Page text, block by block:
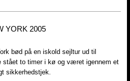
YORK 2005​
bød på en iskold sejltur ud til
stået to timer i kø og været igennem et
sikkerhedstjek.